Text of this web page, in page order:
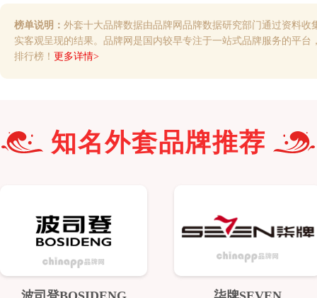
榜单说明： 外套十大品牌数据由品牌网品牌数据研究部门通过资料
实客观呈现的结果。品牌网是国内较早专注于一站式品牌服务的平
排行榜！ 更多详情>
知名外套品牌推荐